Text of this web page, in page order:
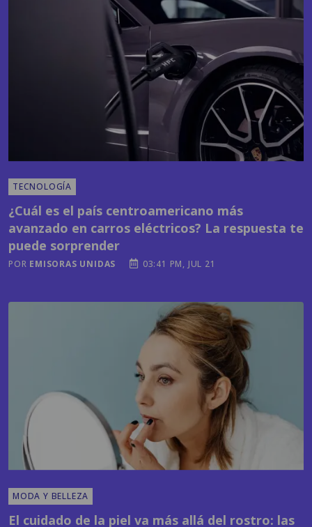
TECNOLOGÍA
¿Cuál es el país centroamericano más
avanzado en carros eléctricos? La respuesta te
puede sorprender
POR EMISORAS UNIDAS 03:41 PM, JUL 21
MODA Y BELLEZA
El cuidado de la piel va más allá del rostro: las